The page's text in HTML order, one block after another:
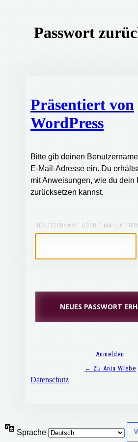
Passwort
Präsentiert von
WordPress
Bitte gib deinen
E-Mail-Adresse ein. Du
mit Anweisungen, wie du dein
zurücksetzen kannst.
BENUTZERNAME ODER E-MAIL-
Anmelden
← Zu Anja Wiebe
Datenschutz
Sprache